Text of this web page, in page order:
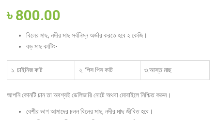
৳ 800.00
বিলের মাছ, নদীর মাছ সর্বনিম্ন অর্ডার করতে হবে ২ কেজি।
বড় মাছ কাটিং-
১. চাইনিজ কাট ২. পিস পিস কাট ৩.আস্ত মাছ
আপনি কোনটি চান তা অবশ্যই ডেলিভারি নোটে অথবা মোবাইলে নিশ্চিত করুন।
বেশীর ভাগ আমাদের চলন বিলের মাছ, নদীর মাছ জীবিত হবে।